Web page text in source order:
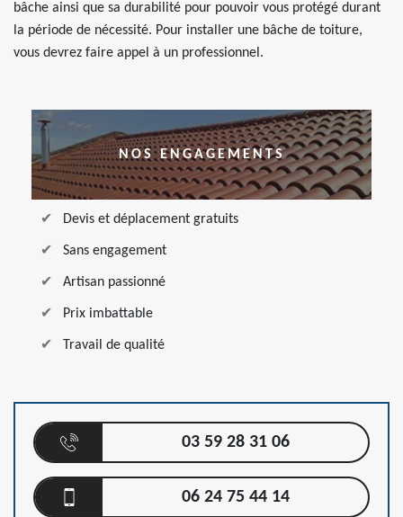
bâche ainsi que sa durabilité pour pouvoir vous protégé durant
la période de nécessité. Pour installer une bâche de toiture,
vous devrez faire appel à un professionnel.
NOS ENGAGEMENTS
Devis et déplacement gratuits
Sans engagement
Artisan passionné
Prix imbattable
Travail de qualité
03 59 28 31 06
06 24 75 44 14